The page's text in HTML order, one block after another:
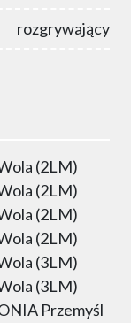
rozgrywający
(2LM)
(2LM)
(2LM)
(2LM)
(3LM)
(3LM)
Przemyśl